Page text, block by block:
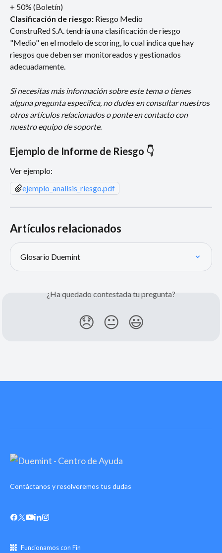
+ 50% (Boletín)
Clasificación de riesgo: Riesgo Medio
ConstruRed S.A. tendría una clasificación de riesgo
"Medio" en el modelo de scoring, lo cual indica que hay
riesgos que deben ser monitoreados y gestionados
adecuadamente.
Si necesitas más información sobre este tema o tienes
alguna pregunta específica, no dudes en consultar nuestros
otros artículos relacionados o ponte en contacto con
nuestro equipo de soporte.
Ejemplo de Informe de Riesgo 👇
Ver ejemplo:
ejemplo_analisis_riesgo.pdf
Artículos relacionados
Glosario Duemint
¿Ha quedado contestada tu pregunta?
😞 😐 😃
Contáctanos y resolveremos tus dudas
Funcionamos con Fin